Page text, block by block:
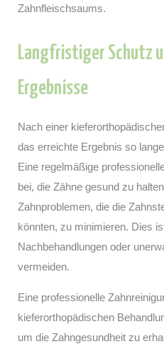
Zahnfleischsaums.
Langfristiger Schutz
Ergebnisse
Nach einer
das erreichte Ergebnis so
Eine regelmäßige
bei, die Zähne gesund zu
Zahnproblemen, die die
könnten, zu minimieren. Dies
Nachbehandlungen oder
vermeiden.
Eine professionelle
kieferorthopädischen
um die Zahngesundheit zu